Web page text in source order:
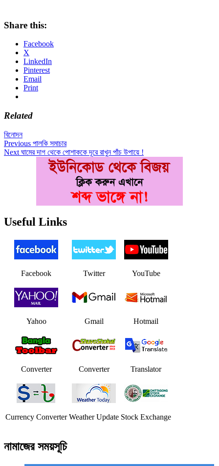
Share this:
Facebook
X
LinkedIn
Pinterest
Email
Print
Related
বিনোদন
Post
navigation
Previous Previous
post:
পালকি সমাচার
Next Next
ঘামের দাগ থেকে পোশাককে দূরে রাখুন পাঁচ উপায়ে !
Useful Links
Facebook Twitter YouTube
Yahoo Gmail Hotmail
Converter Converter Translator
Currency Converter Weather Update Stock Exchange
নামাজের সময়সূচি